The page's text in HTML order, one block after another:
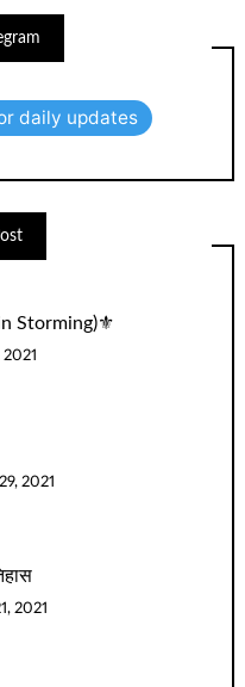
daily updates
Storming)⚜️
2021
2021
2021